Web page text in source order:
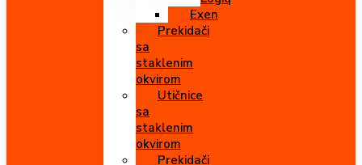
Exen
Prekidači
sa
staklenim
okvirom
Utičnice
sa
staklenim
okvirom
Prekidači